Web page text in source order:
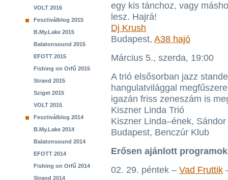
VOLT 2016
Fesztiválblog 2015
B.My.Lake 2015
Balatonsound 2015
EFOTT 2015
Fishing on Orfű 2015
Strand 2015
Sziget 2015
VOLT 2015
Fesztiválblog 2014
B.My.Lake 2014
Balatonsound 2014
EFOTT 2014
Fishing on Orfű 2014
Strand 2014
egy kis tánchoz, vagy
lesz. Hajrá!
Dj Krush
Budapest, A38 hajó
Március 5., szerda, 19:00
A trió elsősorban jazz
hangulatvilággal
igazán friss zeneszám is
Kiszner Linda Trió
Kiszner Linda–ének,
Budapest, Benczúr Klub
Erősen ajánlott
02. 29. péntek – Vad Fruttik